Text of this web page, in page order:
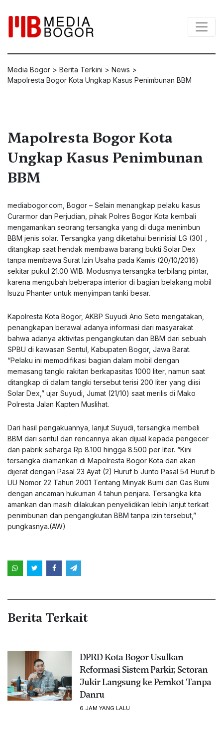
Media Bogor > Berita Terkini > News >
Mapolresta Bogor Kota Ungkap Kasus Penimbunan BBM
Mapolresta Bogor Kota
Ungkap Kasus Penimbunan
BBM
mediabogor.com, Bogor – Selain menangkap pelaku kasus
Curarmor dan Perjudian, pihak Polres Bogor Kota kembali
mengamankan seorang tersangka yang di duga menimbun
BBM jenis solar. Tersangka yang diketahui berinisial LG (30) ,
ditangkap saat hendak membawa barang bukti Solar Dex
tanpa membawa Surat Izin Usaha pada Kamis (20/10/2016)
sekitar pukul 21.00 WIB. Modusnya tersangka terbilang pintar,
karena mengubah beberapa interior di bagian belakang mobil
Isuzu Phanter untuk menyimpan tanki besar.
Kapolresta Kota Bogor, AKBP Suyudi Ario Seto mengatakan,
penangkapan berawal adanya informasi dari masyarakat
bahwa adanya aktivitas pengangkutan dan BBM dari sebuah
SPBU di kawasan Sentul, Kabupaten Bogor, Jawa Barat.
“Pelaku ini memodifikasi bagian dalam mobil dengan
memasang tangki rakitan berkapasitas 1000 liter, namun saat
ditangkap di dalam tangki tersebut terisi 200 liter yang diisi
Solar Dex,” ujar Suyudi, Jumat (21/10) saat merilis di Mako
Polresta Jalan Kapten Muslihat.
Dari hasil pengakuannya, lanjut Suyudi, tersangka membeli
BBM dari sentul dan rencannya akan dijual kepada pengecer
dan pabrik seharga Rp 8.100 hingga 8.500 per liter. “Kini
tersangka diamankan di Mapolresta Bogor Kota dan akan
dijerat dengan Pasal 23 Ayat (2) Huruf b Junto Pasal 54 Huruf b
UU Nomor 22 Tahun 2001 Tentang Minyak Bumi dan Gas Bumi
dengan ancaman hukuman 4 tahun penjara. Tersangka kita
amankan dan masih dilakukan penyelidikan lebih lanjut terkait
penimbunan dan pengangkutan BBM tanpa izin tersebut,”
pungkasnya.(AW)
Berita Terkait
DPRD Kota Bogor Usulkan
Reformasi Sistem Parkir, Setoran
Jukir Langsung ke Pemkot Tanpa
Danru
6 JAM YANG LALU